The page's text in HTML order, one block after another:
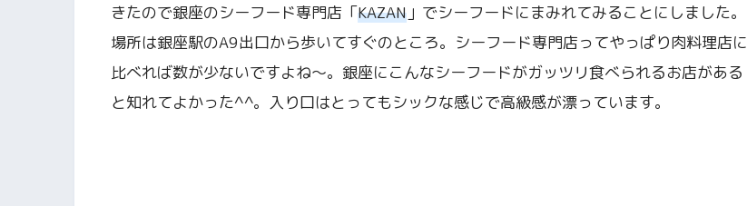
きたので銀座のシーフード専門店「KAZAN 」でシーフードにまみれてみることにしました。
場所は銀座駅のA9出口から歩いてすぐのところ。シーフード専門店ってやっぱり肉料理店に
比べれば数が少ないですよね〜。銀座にこんなシーフードがガッツリ食べられるお店がある
と知れてよかった^^。入り口はとってもシックな感じで高級感が漂っています。